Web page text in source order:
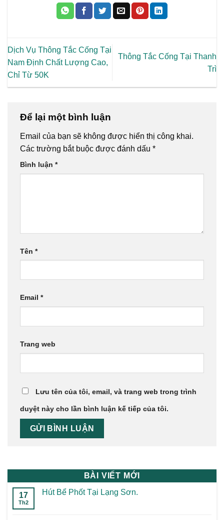
Dịch Vụ Thông Tắc Cống Tại
Nam Định Chất Lượng Cao,
Chỉ Từ 50K
Thông Tắc Cống Tại Thanh
Trì
Để lại một bình luận
Email của bạn sẽ không được hiển thị công khai.
Các trường bắt buộc được đánh dấu *
Bình luận *
Tên *
Email *
Trang web
Lưu tên của tôi, email, và trang web trong trình
duyệt này cho lần bình luận kế tiếp của tôi.
BÀI VIẾT MỚI
17
Th2
Hút Bể Phốt Tại Lạng Sơn.